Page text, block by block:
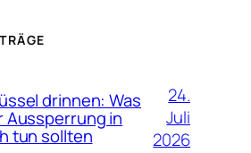
drinnen: Was
Aussperrung in
tun sollten
24.
Juli
2026